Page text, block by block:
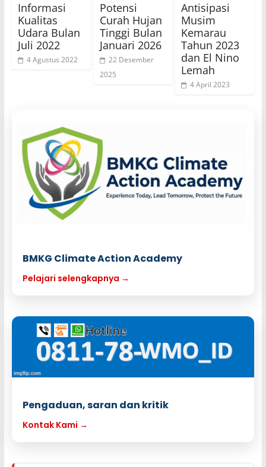
Informasi
Kualitas
Udara Bulan
Juli 2022
4 Agustus 2022
Potensi
Curah Hujan
Tinggi Bulan
Januari 2026
22 Desember
2025
Antisipasi
Musim
Kemarau
Tahun 2023
dan El Nino
Lemah
4 April 2023
BMKG Climate Action Academy
Pelajari selengkapnya →
Pengaduan, saran dan kritik
Kontak Kami →